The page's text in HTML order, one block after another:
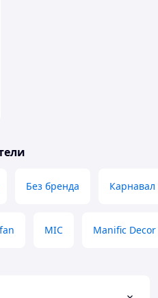
Без бренда
MIC Manific Decor